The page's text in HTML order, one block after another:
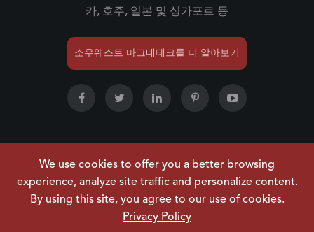
카, 호주, 일본 및 싱가포르 등
소우웨스트 마그네테크를 더 알아보기
저작권 ©NINGBO SOUWEST MAGNETECH
DEVELOPMENT CO.,LTD.모든 권리 보유.
| 개인정보 처리방침
We use cookies to offer you a better browsing
experience, analyze site traffic and personalize content.
By using this site, you agree to our use of cookies.
Privacy Policy